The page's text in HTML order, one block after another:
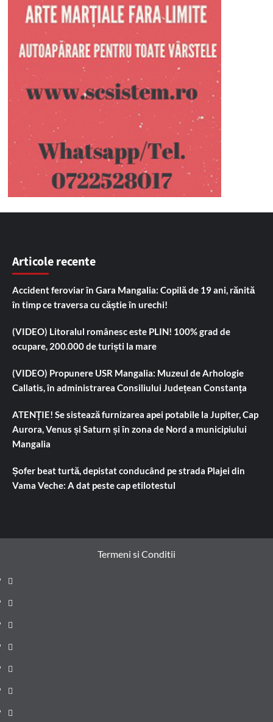
Articole recente
Accident feroviar în Gara Mangalia: Copilă de 19 ani, rănită
în timp ce traversa cu căștie în urechi!
(VIDEO) Litoralul românesc este PLIN! 100% grad de
ocupare, 200.000 de turiști la mare
(VIDEO) Propunere USR Mangalia: Muzeul de Arhologie
Callatis, în administrarea Consiliului Județean Constanța
ATENȚIE! Se sistează furnizarea apei potabile la Jupiter, Cap
Aurora, Venus și Saturn și în zona de Nord a municipiului
Mangalia
Șofer beat turtă, depistat conducând pe strada Plajei din
Vama Veche: A dat peste cap etilotestul
Termeni si Conditii
Prima
pagină
Știri
de
ultima
Administrație
locală
Actualitate
Justiție
Cultura
Sănătate